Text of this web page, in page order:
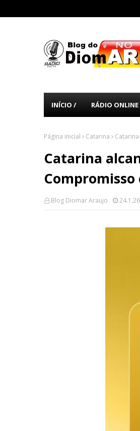
INÍCIO / RÁDIO
Página inicial Catarina
Catarina
Blog Diomar Araujo 24.1.26